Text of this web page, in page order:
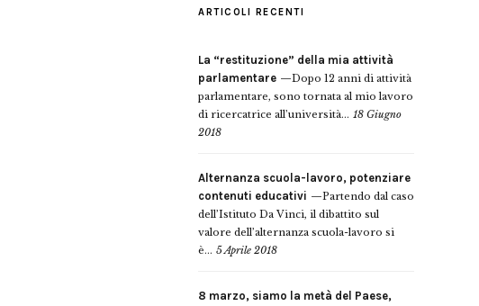
ARTICOLI RECENTI
La “restituzione” della mia attività
parlamentare
Dopo 12 anni di attività
parlamentare, sono tornata al mio lavoro
di ricercatrice all’università... 18 Giugno
2018
Alternanza scuola-lavoro, potenziare
contenuti educativi
Partendo dal caso
dell’Istituto Da Vinci, il dibattito sul
valore dell’alternanza scuola-lavoro si
è... 5 Aprile 2018
8 marzo, siamo la metà del Paese,